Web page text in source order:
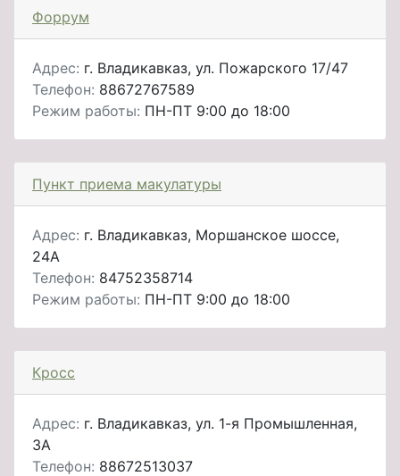
Форрум
Адрес: г. Владикавказ, ул. Пожарского 17/47
Телефон: 88672767589
Режим работы: ПН-ПТ 9:00 до 18:00
Пункт приема макулатуры
Адрес: г. Владикавказ, Моршанское шоссе,
24А
Телефон: 84752358714
Режим работы: ПН-ПТ 9:00 до 18:00
Кросс
Адрес: г. Владикавказ, ул. 1-я Промышленная,
3А
Телефон: 88672513037